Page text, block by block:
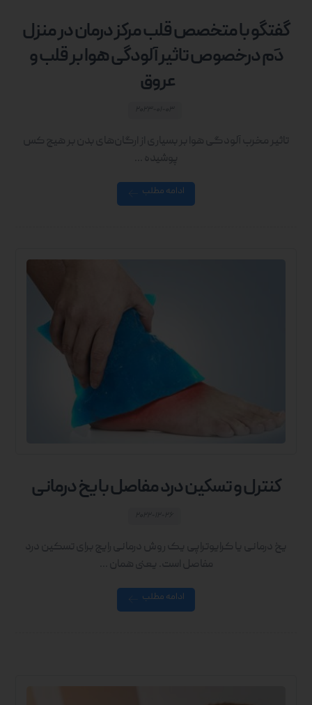
گفتگو با متخصص قلب مرکز درمان در منزل
دَم درخصوص تاثیر آلودگی هوا بر قلب و
عروق
تاثیر مخرب آلودگی هوا بر بسیاری از ارگان‌های بدن بر هیچ کس
پوشیده ...
ادامه مطلب
کنترل و تسکین درد مفاصل با یخ درمانی
یخ درمانی یا کرایوتراپی یک روش درمانی رایج برای تسکین درد
مفاصل است. یعنی همان ...
ادامه مطلب